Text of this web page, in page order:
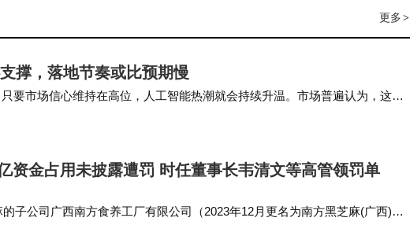
至今仍被视为风险投资领域的标杆。如今，随着软银在芯片和
图正在书写新的篇章。
更多 >
撑，落地节奏或比预期慢
要市场信心维持在高位，人工智能热潮就会持续升温。市场普遍认为，这家
工智能布局。除此之外，高盛还出资助力 O…
资金占用未披露遭罚 时任董事长韦清文等高管领罚单
的子公司广西南方食养工厂有限公司（2023年12月更名为南方黑芝麻(广西)健